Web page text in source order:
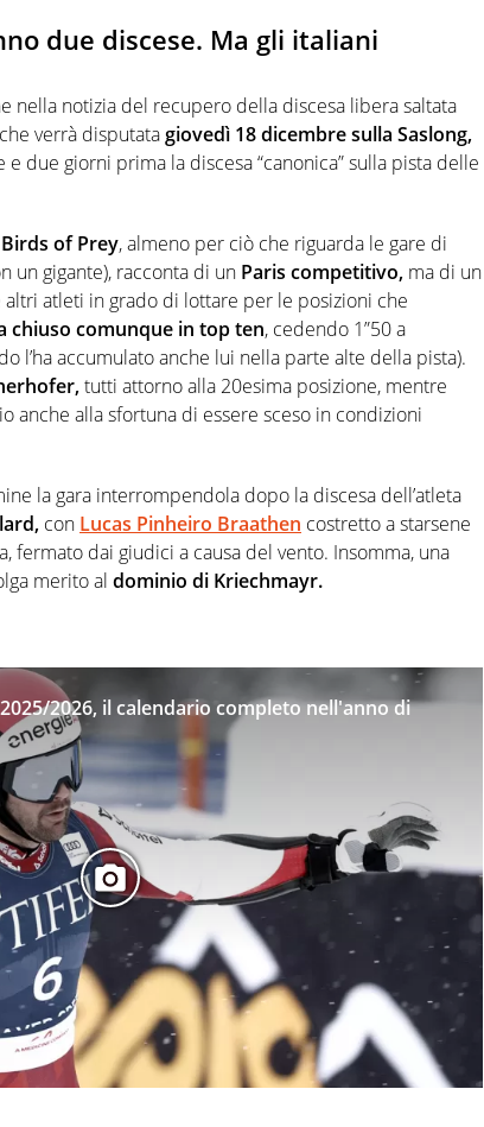
due discese. Ma gli italiani
nella notizia del recupero della discesa libera saltata
verrà disputatagiovedì 18 dicembre sulla Saslong,
due giorni prima la discesa “canonica” sulla pista delle
Birds of Prey, almeno per ciò che riguarda le gare di
un gigante), racconta di un Paris competitivo, ma di un
atleti in grado di lottare per le posizioni che
chiuso comunque in top ten, cedendo 1”50 a
l’ha accumulato anche lui nella parte alte della pista).
tutti attorno alla 20esima posizione, mentre
anche alla sfortuna di essere sceso in condizioni
la gara interrompendola dopo la discesa dell’atleta
con Lucas Pinheiro Braathen costretto a starsene
fermato dai giudici a causa del vento. Insomma, una
merito al dominio di Kriechmayr.
2026, il calendario completo nell'anno di